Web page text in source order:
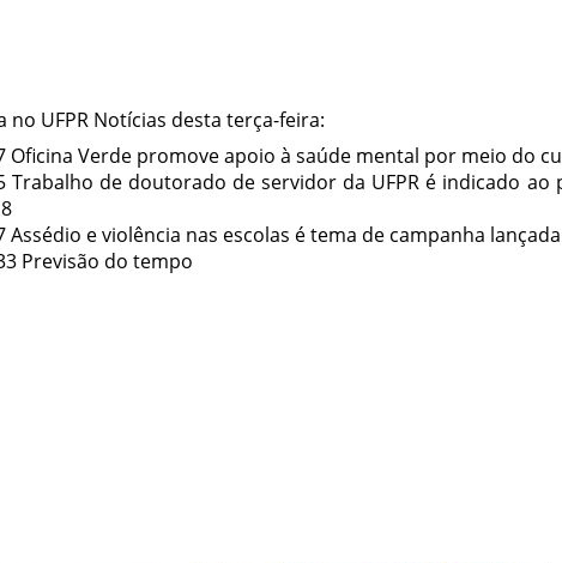
no UFPR Notícias desta terça-feira:
Oficina Verde promove apoio à saúde mental por meio do
Trabalho de doutorado de servidor da UFPR é indicado
Assédio e violência nas escolas é tema de campanha
Previsão do tempo